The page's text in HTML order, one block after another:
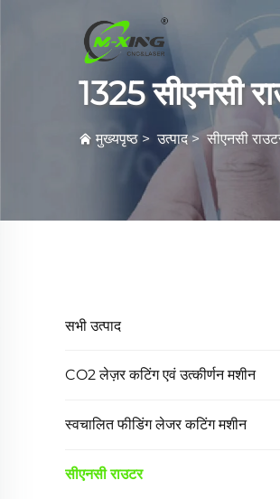
1325 सीएनसी
मुख्यपृष्ठ >उत्पाद>सीएनसी
सभी उत्पाद
CO2 लेज़र कटिंग एवं उत्कीर्णन मशीन
स्वचालित फीडिंग लेजर कटिंग मशीन
सीएनसी राउटर